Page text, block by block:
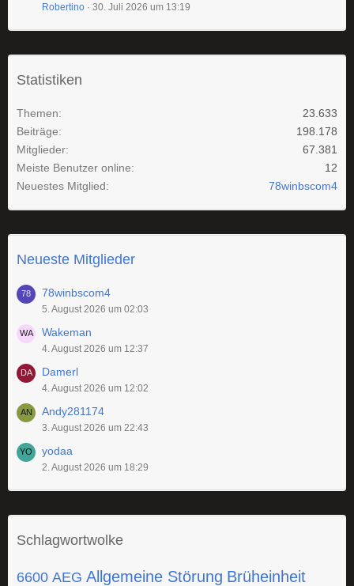
Robertino 30. Juli 2026 um 13:19
Statistiken
Themen
23.633
Beiträge
198.178
Mitglieder
67.381
Meiste Benutzer online
12
Neuestes Mitglied
78winbscom4
Neueste Mitglieder
78winbscom4
5. August 2026 um 02:03
Wakeman
4. August 2026 um 12:37
Damerl
4. August 2026 um 12:02
Andy281174
3. August 2026 um 22:43
yodaa
2. August 2026 um 18:29
Schlagwortwolke
6600 AEG Allgemeine Störung Brüheinheit